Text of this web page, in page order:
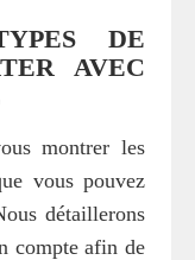
DE
AVEC
montrer les
vous pouvez
détaillerons
compte afin de